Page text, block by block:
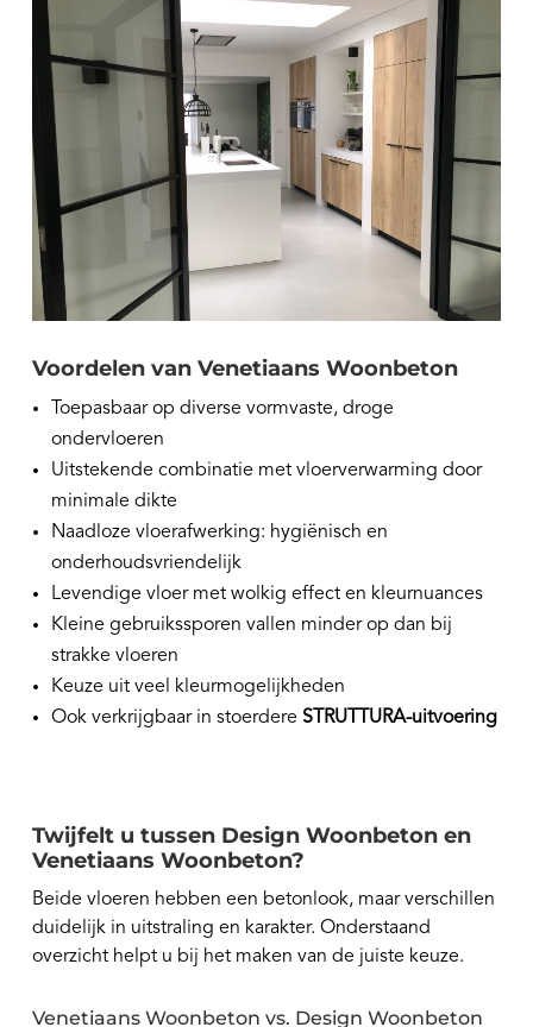
Voordelen van Venetiaans Woonbeton
Toepasbaar op diverse vormvaste, droge
ondervloeren
Uitstekende combinatie met vloerverwarming door
minimale dikte
Naadloze vloerafwerking: hygiënisch en
onderhoudsvriendelijk
Levendige vloer met wolkig effect en kleurnuances
Kleine gebruikssporen vallen minder op dan bij
strakke vloeren
Keuze uit veel kleurmogelijkheden
Ook verkrijgbaar in stoerdere STRUTTURA-uitvoering
Twijfelt u tussen Design Woonbeton en
Venetiaans Woonbeton?
Beide vloeren hebben een betonlook, maar verschillen
duidelijk in uitstraling en karakter. Onderstaand
overzicht helpt u bij het maken van de juiste keuze.
Venetiaans Woonbeton vs. Design Woonbeton